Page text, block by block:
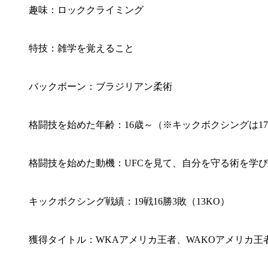
趣味：ロッククライミング
特技：雑学を覚えること
バックボーン：ブラジリアン柔術
格闘技を始めた年齢：16歳～（※キックボクシングは17
格闘技を始めた動機：UFCを見て、自分を守る術を学
キックボクシング戦績：19戦16勝3敗（13KO）
獲得タイトル：WKAアメリカ王者、WAKOアメリカ王